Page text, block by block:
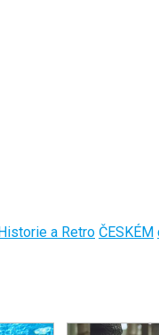
a Retro ČESKÉM